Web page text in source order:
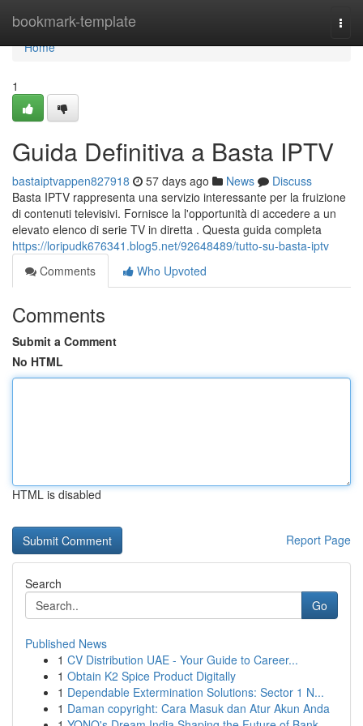
bookmark-template
Home
Home
1
Guida Definitiva a Basta IPTV
bastaiptvappen827918 57 days ago News
Discuss
Basta IPTV rappresenta una servizio interessante per la fruizione
di contenuti televisivi. Fornisce la l'opportunità di accedere a un
elevato elenco di serie TV in diretta . Questa guida completa
https://loripudk676341.blog5.net/92648489/tutto-su-basta-iptv
Comments
Who Upvoted
Comments
Submit a Comment
No HTML
HTML is disabled
Report Page
Search
Go
Published News
1 CV Distribution UAE - Your Guide to Career...
1 Obtain K2 Spice Product Digitally
1 Dependable Extermination Solutions: Sector 1 N...
1 Daman copyright: Cara Masuk dan Atur Akun Anda